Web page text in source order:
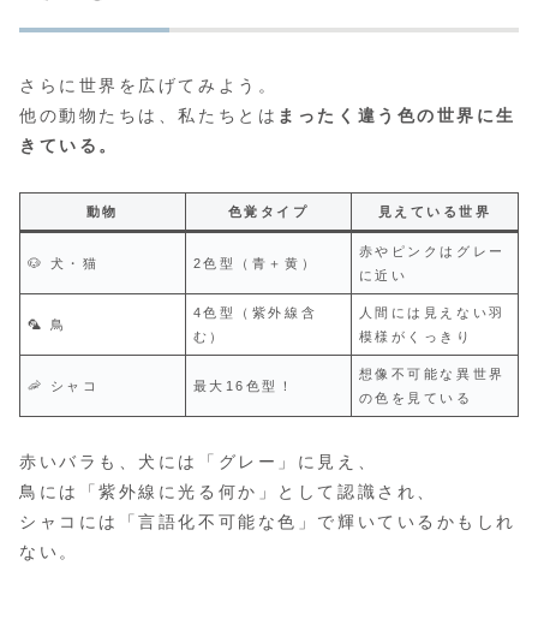
さらに世界を広げてみよう。
他の動物たちは、私たちとは まったく違う色の世界に生
きている。
動物 色覚タイプ 見えている世界
🐶 犬・猫 2色型（青＋黄）
赤やピンクはグレー
に近い
🦜 鳥
4色型（紫外線含
む）
人間には見えない羽
模様がくっきり
🦐 シャコ 最大16色型！
想像不可能な異世界
の色を見ている
赤いバラも、犬には「グレー」に見え、
鳥には「紫外線に光る何か」として認識され、
シャコには「言語化不可能な色」で輝いているかもしれ
ない。